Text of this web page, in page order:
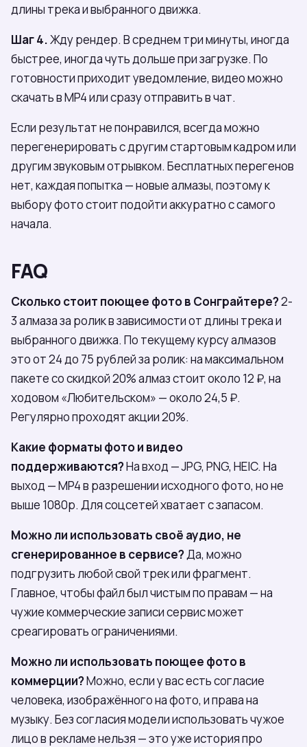
длины трека и выбранного движка.
Шаг 4.Жду рендер. В среднем три минуты, иногда
быстрее, иногда чуть дольше при загрузке. По
готовности приходит уведомление, видео можно
скачать в MP4 или сразу отправить в чат.
Если результат не понравился, всегда можно
перегенерировать с другим стартовым кадром или
другим звуковым отрывком. Бесплатных перегенов
нет, каждая попытка — новые алмазы, поэтому к
выбору фото стоит подойти аккуратно с самого
начала.
FAQ
Сколько стоит поющее фото в Сонграйтере?2-
3 алмаза за ролик в зависимости от длины трека и
выбранного движка. По текущему курсу алмазов
это от 24 до 75 рублей за ролик: на максимальном
пакете со скидкой 20% алмаз стоит около 12 ₽, на
ходовом «Любительском» — около 24,5 ₽.
Регулярно проходят акции 20%.
Какие форматы фото и видео
поддерживаются?На вход — JPG, PNG, HEIC. На
выход — MP4 в разрешении исходного фото, но не
выше 1080p. Для соцсетей хватает с запасом.
Можно ли использовать своё аудио, не
сгенерированное в сервисе?Да, можно
подгрузить любой свой трек или фрагмент.
Главное, чтобы файл был чистым по правам — на
чужие коммерческие записи сервис может
среагировать ограничениями.
Можно ли использовать поющее фото в
коммерции?Можно, если у вас есть согласие
человека, изображённого на фото, и права на
музыку. Без согласия модели использовать чужое
лицо в рекламе нельзя — это уже история про